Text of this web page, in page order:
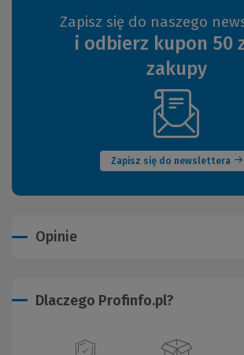
Zapisz się do naszego
i odbierz kupon 50
zakupy
Zapisz się do newslettera
(Nowe
okno)
Opinie
Dlaczego Profinfo.pl?